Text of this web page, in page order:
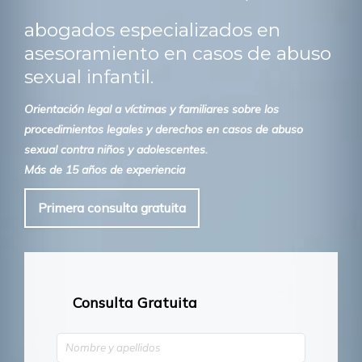
abogados especializados en
asesoramiento en casos de abuso
sexual infantil.
Orientación legal a víctimas y familiares sobre los
procedimientos legales y derechos en casos de abuso
sexual contra niños y adolescentes.
Más de 15 años de experiencia
Primera consulta gratuita
Consulta Gratuita